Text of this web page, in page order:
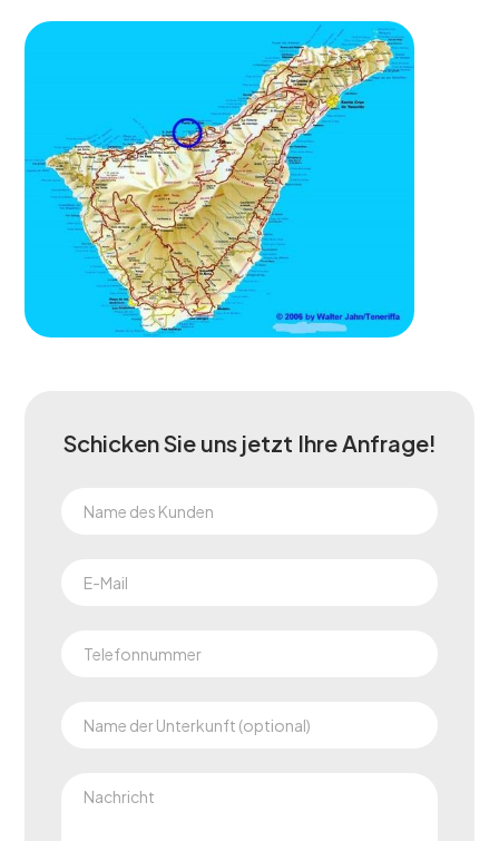
Schicken Sie uns jetzt Ihre Anfrage!